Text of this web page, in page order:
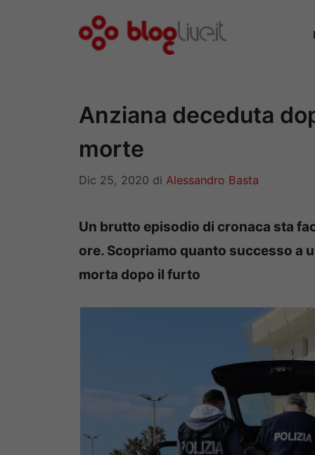
Anziana deceduta
morte
Dic 25, 2020 di Alessandro Basta
Un brutto episodio di cronaca sta
ore. Scopriamo quanto successo a
morta dopo il furto